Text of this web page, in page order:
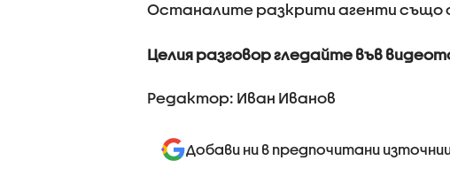
Останалите разкрити агенти също
Целия разговор гледайте във
Редактор: Иван Иванов
Добави ни в предпочитани